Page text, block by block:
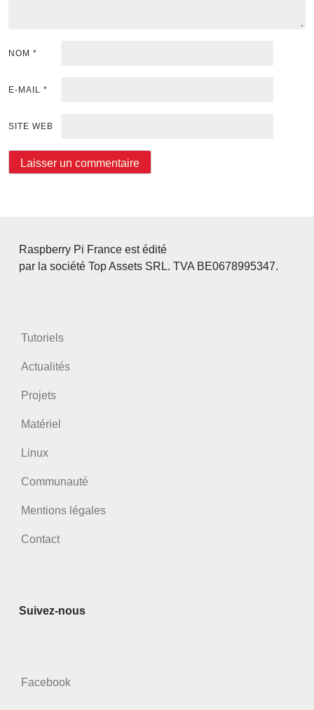
NOM *
E-MAIL *
SITE WEB
Raspberry Pi France est édité
par la société Top Assets SRL. TVA BE0678995347.
Tutoriels
Actualités
Projets
Matériel
Linux
Communauté
Mentions légales
Contact
Suivez-nous
Facebook